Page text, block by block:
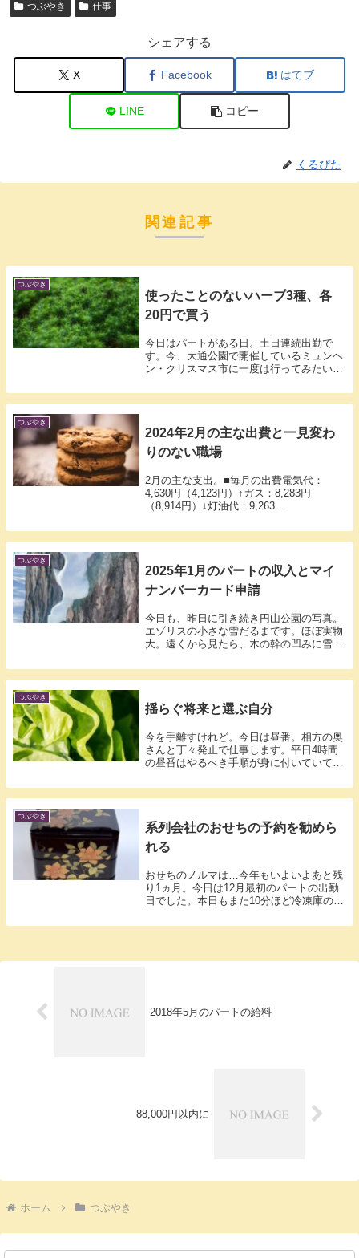
つぶやき 仕事
シェアする
X Facebook はてブ
LINE コピー
くるぴた
関連記事
つぶやき
使ったことのないハーブ3種、各
20円で買う
今日はパートがある日。土日連続出勤で
す。今、大通公園で開催しているミュンヘ
ン・クリスマス市に一度は行ってみたいけ
つぶやき
2024年2月の主な出費と一見変わ
りのない職場
2月の主な支出。■毎月の出費電気代：
4,630円（4,123円）↑ガス：8,283円
（8,914円）↓灯油代：9,263...
つぶやき
2025年1月のパートの収入とマイ
ナンバーカード申請
今日も、昨日に引き続き円山公園の写真。
エゾリスの小さな雪だるまです。ほぼ実物
大。遠くから見たら、木の幹の凹みに雪が
つぶやき
揺らぐ将来と選ぶ自分
今を手離すけれど。今日は昼番。相方の奥
さんと丁々発止で仕事します。平日4時間
の昼番はやるべき手順が身に付いていてト
つぶやき
系列会社のおせちの予約を勧めら
れる
おせちのノルマは…今年もいよいよあと残
り1ヵ月。今日は12月最初のパートの出勤
日でした。本日もまた10分ほど冷凍庫の作
2018年5月のパートの給料
88,000円以内に
ホーム つぶやき